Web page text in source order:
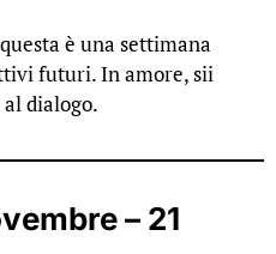
è una settimana
futuri. In amore, sii
dialogo.
– 21